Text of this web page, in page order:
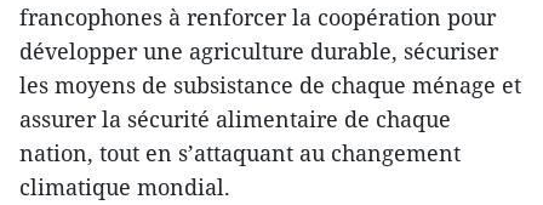
francophones à renforcer la coopération pour
développer une agriculture durable, sécuriser
les moyens de subsistance de chaque ménage et
assurer la sécurité alimentaire de chaque
nation, tout en s’attaquant au changement
climatique mondial.